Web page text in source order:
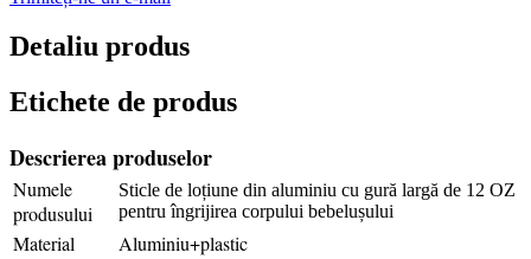
Detaliu produs
Etichete de produs
Descrierea produselor
Numele
produsului
Sticle de loțiune din aluminiu cu gură largă de 12 OZ
pentru îngrijirea corpului bebelușului
Material
Aluminiu+plastic